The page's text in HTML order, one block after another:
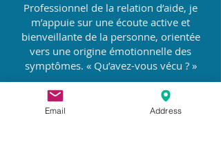
Professionnel de la relation d’aide, je
m’appuie sur une écoute active et
bienveillante de la personne, orientée
vers une origine émotionnelle des
symptômes. « Qu’avez-vous vécu ? »
Pour mener à bien ce travail, j’utilise
Email Address